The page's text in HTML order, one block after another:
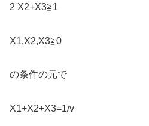
2 X2+X3≧1
X1,X2,X3≧0
の条件の元で
X1+X2+X3=1/v